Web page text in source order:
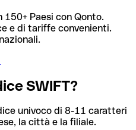
Paesi con Qonto.
e di tariffe convenienti.
SWIFT?
univoco di 8-11 caratteri
la città e la filiale.